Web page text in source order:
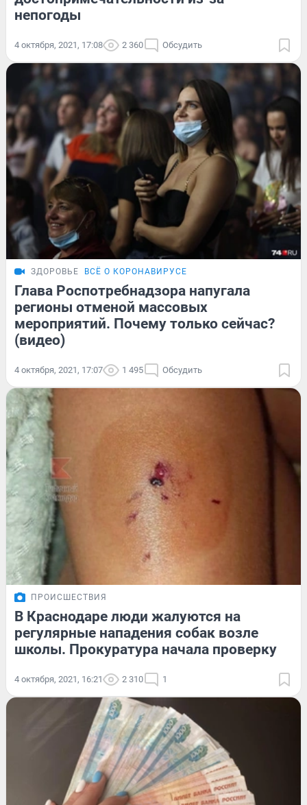
непогоды
4 октября, 2021, 17:08 2 360 Обсудить
ЗДОРОВЬЕ ВСЁ О КОРОНАВИРУСЕ
Глава Роспотребнадзора напугала
регионы отменой массовых
мероприятий. Почему только сейчас?
(видео)
4 октября, 2021, 17:07 1 495 Обсудить
ПРОИСШЕСТВИЯ
В Краснодаре люди жалуются на
регулярные нападения собак возле
школы. Прокуратура начала проверку
4 октября, 2021, 16:21 2 310 1